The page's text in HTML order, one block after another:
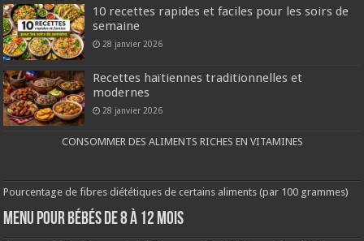
10 recettes rapides et faciles pour les soirs de
semaine
28 janvier 2026
Recettes haïtiennes traditionnelles et
modernes
28 janvier 2026
CONSOMMER DES ALIMENTS RICHES EN VITAMINES
Pourcentage de fibres diététiques de certains aliments (par 100 grammes)
MENU POUR BÉBÉS DE 8 à 12 MOIS